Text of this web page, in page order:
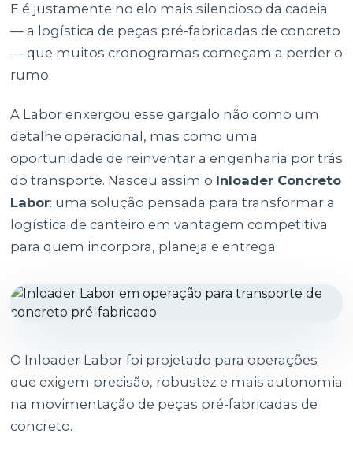
E é justamente no elo mais silencioso da cadeia
— a logística de peças pré-fabricadas de concreto
— que muitos cronogramas começam a perder o
rumo.
A Labor enxergou esse gargalo não como um
detalhe operacional, mas como uma
oportunidade de reinventar a engenharia por trás
do transporte. Nasceu assim o Inloader Concreto
Labor: uma solução pensada para transformar a
logística de canteiro em vantagem competitiva
para quem incorpora, planeja e entrega.
O Inloader Labor foi projetado para operações
que exigem precisão, robustez e mais autonomia
na movimentação de peças pré-fabricadas de
concreto.